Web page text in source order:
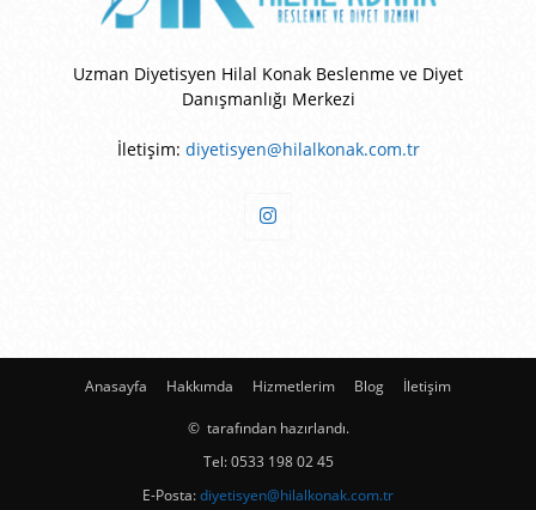
Uzman Diyetisyen Hilal Konak Beslenme ve Diyet
Danışmanlığı Merkezi
İletişim: diyetisyen@hilalkonak.com.tr
Anasayfa Hakkımda Hizmetlerim Blog İletişim
© tarafından hazırlandı.
Tel: 0533 198 02 45
E-Posta:diyetisyen@hilalkonak.com.tr